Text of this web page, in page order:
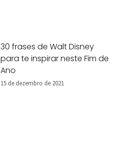
30 frases de Walt Disney
para te inspirar neste Fim de
Ano
15 de dezembro de 2021